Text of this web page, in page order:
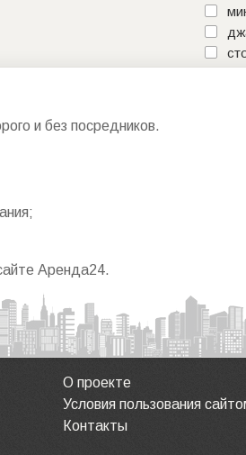
и без посредников.
Аренда24.
О проекте
Условия пользования
Контакты